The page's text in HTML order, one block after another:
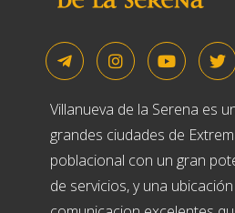
Villanueva de la Serena es
grandes ciudades de
poblacional con un gran
de servicios, y una